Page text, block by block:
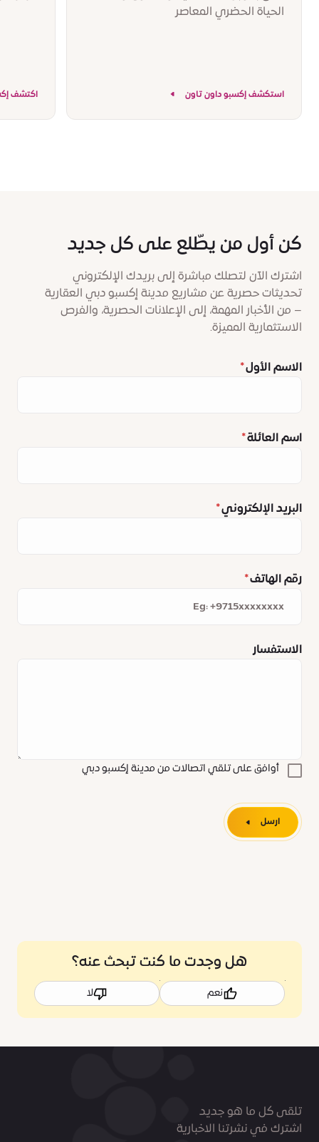
الحياة الحضري المعاصر
استكشف إكسبو داون تاون اكتشف
كن أول من يطّلع على كل جديد
اشترك الآن لتصلك مباشرة إلى بريدك الإلكتروني
تحديثات حصرية عن مشاريع مدينة إكسبو دبي العقارية
– من الأخبار المهمة، إلى الإعلانات الحصرية، والفرص
الاستثمارية المميزة.
الاسم الأول
اسم العائلة
البريد الإلكتروني
رقم الهاتف
الاستفسار
أوافق على تلقي اتصالات من مدينة إكسبو دبي
ارسل
هل وجدت ما كنت تبحث عنه؟
نعم لا
تلقى كل ما هو جديد
اشترك في نشرتنا الاخبارية